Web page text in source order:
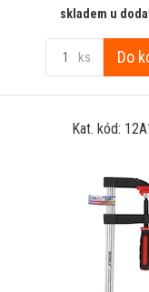
skladem u
ks Do
Kat. kód: